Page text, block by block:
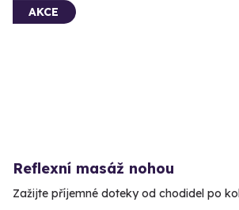
AKCE
Reflexní masáž nohou
Zažijte příjemné doteky od chodidel po